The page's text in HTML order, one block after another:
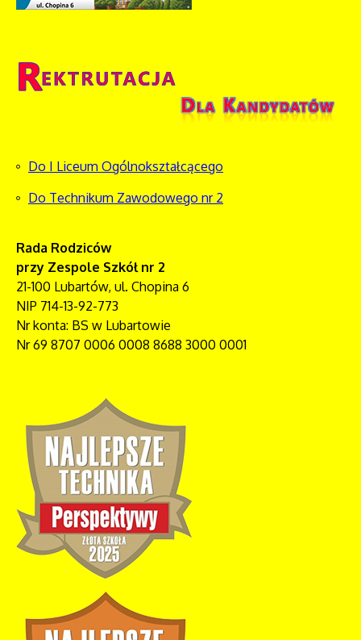
Do I Liceum Ogólnokształcącego
Do Technikum Zawodowego nr 2
Rada Rodziców
przy Zespole Szkół nr 2
21-100 Lubartów, ul. Chopina 6
NIP 714-13-92-773
Nr konta: BS w Lubartowie
Nr 69 8707 0006 0008 8688 3000 0001